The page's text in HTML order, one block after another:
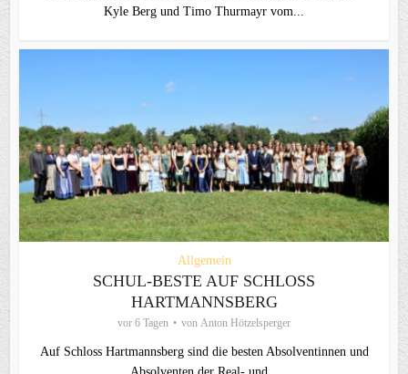
Kyle Berg und Timo Thurmayr vom...
Allgemein
SCHUL-BESTE AUF SCHLOSS
HARTMANNSBERG
vor 6 Tagen von Anton Hötzelsperger
Auf Schloss Hartmannsberg sind die besten Absolventinnen und